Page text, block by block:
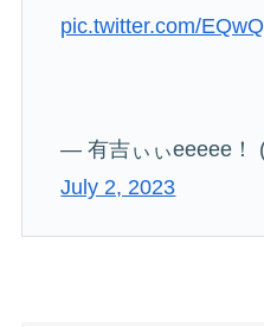
pic.twitter.com/
— 有吉ぃぃeeeee！
July 2, 2023